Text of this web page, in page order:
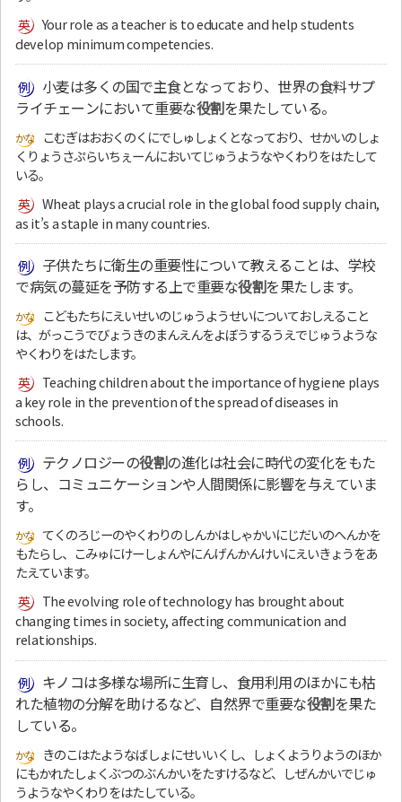
Your role as a teacher is to educate and help students
develop minimum competencies.
小麦は多くの国で主食となっており、世界の食料サプ
ライチェーンにおいて重要な役割を果たしている。
こむぎはおおくのくにでしゅしょくとなっており、せかいのしょ
くりょうさぷらいちぇーんにおいてじゅうようなやくわりをはたして
いる。
Wheat plays a crucial role in the global food supply chain,
as it’s a staple in many countries.
子供たちに衛生の重要性について教えることは、学校
で病気の蔓延を予防する上で重要な役割を果たします。
こどもたちにえいせいのじゅうようせいについておしえること
は、がっこうでびょうきのまんえんをよぼうするうえでじゅうような
やくわりをはたします。
Teaching children about the importance of hygiene plays
a key role in the prevention of the spread of diseases in
schools.
テクノロジーの役割の進化は社会に時代の変化をもた
らし、コミュニケーションや人間関係に影響を与えていま
す。
てくのろじーのやくわりのしんかはしゃかいにじだいのへんかを
もたらし、こみゅにけーしょんやにんげんかんけいにえいきょうをあ
たえています。
The evolving role of technology has brought about
changing times in society, affecting communication and
relationships.
キノコは多様な場所に生育し、食用利用のほかにも枯
れた植物の分解を助けるなど、自然界で重要な役割を果た
している。
きのこはたようなばしょにせいいくし、しょくようりようのほか
にもかれたしょくぶつのぶんかいをたすけるなど、しぜんかいでじゅ
うようなやくわりをはたしている。